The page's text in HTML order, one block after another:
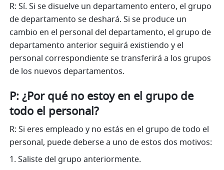
R: Sí. Si se disuelve un departamento entero, el grupo
de departamento se deshará. Si se produce un
cambio en el personal del departamento, el grupo de
departamento anterior seguirá existiendo y el
personal correspondiente se transferirá a los grupos
de los nuevos departamentos.
P: ¿Por qué no estoy en el grupo de
todo el personal?
R: Si eres empleado y no estás en el grupo de todo el
personal, puede deberse a uno de estos dos motivos:
1. Saliste del grupo anteriormente.